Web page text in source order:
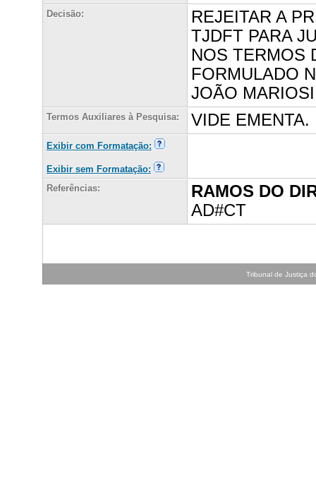
Decisão:
REJEITAR A
TJDFT PARA
NOS TERMOS
FORMULADO
JOÃO
Termos Auxiliares à Pesquisa: VIDE EMENTA.
Exibir com Formatação:
Exibir sem Formatação:
Referências:
RAMOS DO
AD#CT
Tribunal de Justiça